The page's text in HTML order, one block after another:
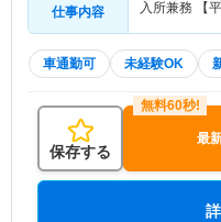
仕事内容
入所兼務 【
車通勤可 未経験OK
保存する
最